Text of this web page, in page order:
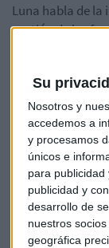
Su
Nosotros y
accedemos a
y procesamos
únicos e
para
publicidad y
desarrollo de
nuestros
geográfica
Luna habla de
gestión de los
hora de